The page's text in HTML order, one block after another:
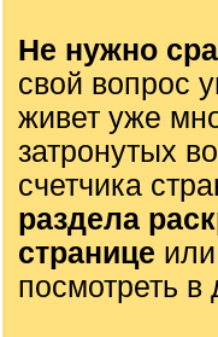
Не нужно
свой вопрос
живет уже
затронутых
счетчика
раздела
странице
посмотреть